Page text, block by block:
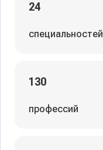
24
специальностей
130
профессий